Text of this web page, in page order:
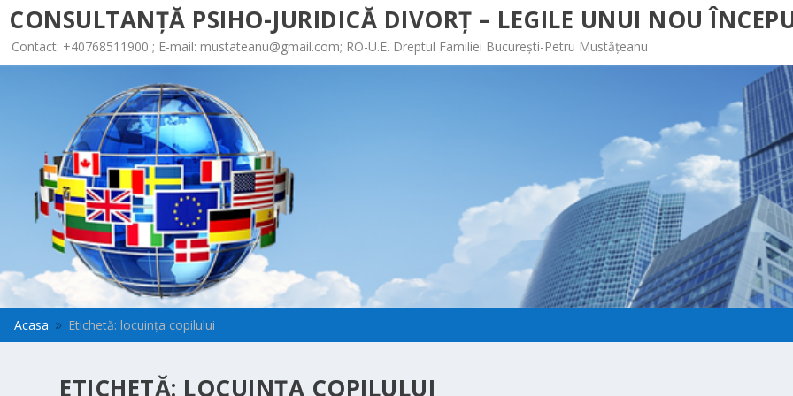
CONSULTANȚĂ PSIHO-JURIDICĂ DIVORȚ – LEGILE UNUI NOU
Contact: +40768511900 ; E-mail: mustateanu@gmail.com; RO-U.E. Dreptul Familiei București-Petru Mustățeanu
Acasa 9 Etichetă: locuința copilului
ETICHETĂ: LOCUINȚA COPILULUI